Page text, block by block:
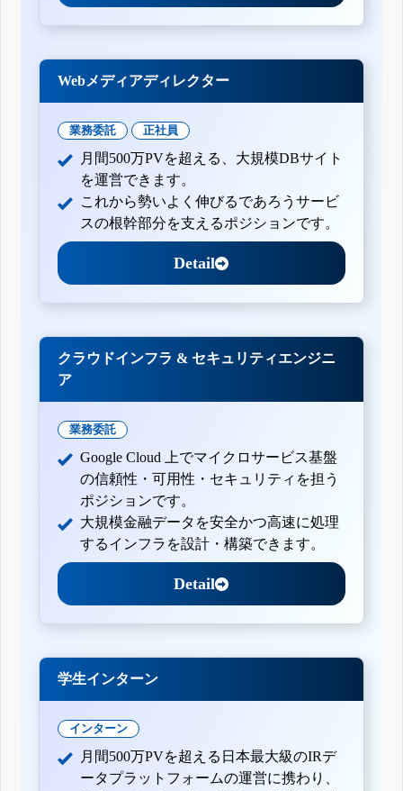
Webメディアディレクター
業務委託 正社員
月間500万PVを超える、大規模DBサイト
を運営できます。
これから勢いよく伸びるであろうサービ
スの根幹部分を支えるポジションです。
Detail
クラウドインフラ & セキュリティエンジニ
ア
業務委託
Google Cloud 上でマイクロサービス基盤
の信頼性・可用性・セキュリティを担う
ポジションです。
大規模金融データを安全かつ高速に処理
するインフラを設計・構築できます。
Detail
学生インターン
インターン
月間500万PVを超える日本最大級のIRデ
ータプラットフォームの運営に携わり、